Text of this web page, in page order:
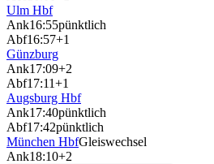
Ulm Hbf
Ank16:55pünktlich
Abf16:57+1
Günzburg
Ank17:09+2
Abf17:11+1
Augsburg Hbf
Ank17:40pünktlich
Abf17:42pünktlich
München HbfGleiswechsel
Ank18:10+2